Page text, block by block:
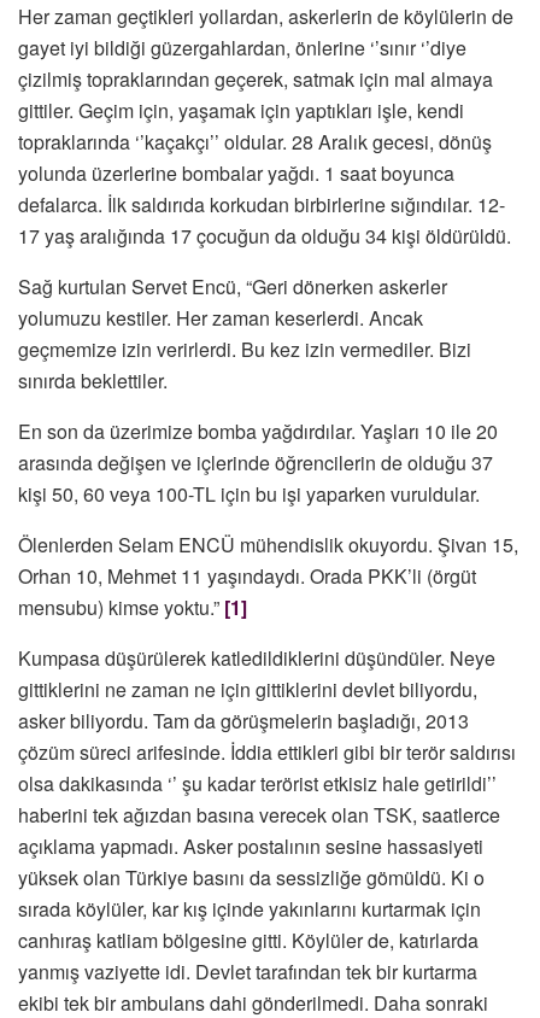
Her zaman geçtikleri yollardan, askerlerin de köylülerin de
gayet iyi bildiği güzergahlardan, önlerine ‘’sınır ‘’diye
çizilmiş topraklarından geçerek, satmak için mal almaya
gittiler. Geçim için, yaşamak için yaptıkları işle, kendi
topraklarında ‘’kaçakçı’’ oldular. 28 Aralık gecesi, dönüş
yolunda üzerlerine bombalar yağdı. 1 saat boyunca
defalarca. İlk saldırıda korkudan birbirlerine sığındılar. 12-
17 yaş aralığında 17 çocuğun da olduğu 34 kişi öldürüldü.
Sağ kurtulan Servet Encü, “Geri dönerken askerler
yolumuzu kestiler. Her zaman keserlerdi. Ancak
geçmemize izin verirlerdi. Bu kez izin vermediler. Bizi
sınırda beklettiler.
En son da üzerimize bomba yağdırdılar. Yaşları 10 ile 20
arasında değişen ve içlerinde öğrencilerin de olduğu 37
kişi 50, 60 veya 100-TL için bu işi yaparken vuruldular.
Ölenlerden Selam ENCÜ mühendislik okuyordu. Şivan 15,
Orhan 10, Mehmet 11 yaşındaydı. Orada PKK’li (örgüt
mensubu) kimse yoktu.” [1]
Kumpasa düşürülerek katledildiklerini düşündüler. Neye
gittiklerini ne zaman ne için gittiklerini devlet biliyordu,
asker biliyordu. Tam da görüşmelerin başladığı, 2013
çözüm süreci arifesinde. İddia ettikleri gibi bir terör saldırısı
olsa dakikasında ‘’ şu kadar terörist etkisiz hale getirildi’’
haberini tek ağızdan basına verecek olan TSK, saatlerce
açıklama yapmadı. Asker postalının sesine hassasiyeti
yüksek olan Türkiye basını da sessizliğe gömüldü. Ki o
sırada köylüler, kar kış içinde yakınlarını kurtarmak için
canhıraş katliam bölgesine gitti. Köylüler de, katırlarda
yanmış vaziyette idi. Devlet tarafından tek bir kurtarma
ekibi tek bir ambulans dahi gönderilmedi. Daha sonraki